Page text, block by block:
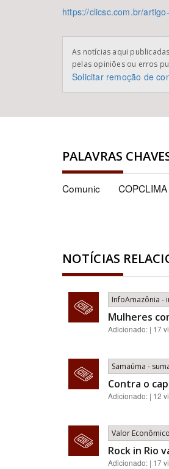
https://clicsc.com.br/
As notícias aqui
pelas opiniões ou erros
Solicitar remoção de
PALAVRAS
Comunic COPCLIMA
NOTÍCIAS
InfoAmazônia -
Mulheres
Adicionado: | 17
Samaúma -
Contra o
Adicionado: | 12
Valor
Rock in Rio
Adicionado: | 17